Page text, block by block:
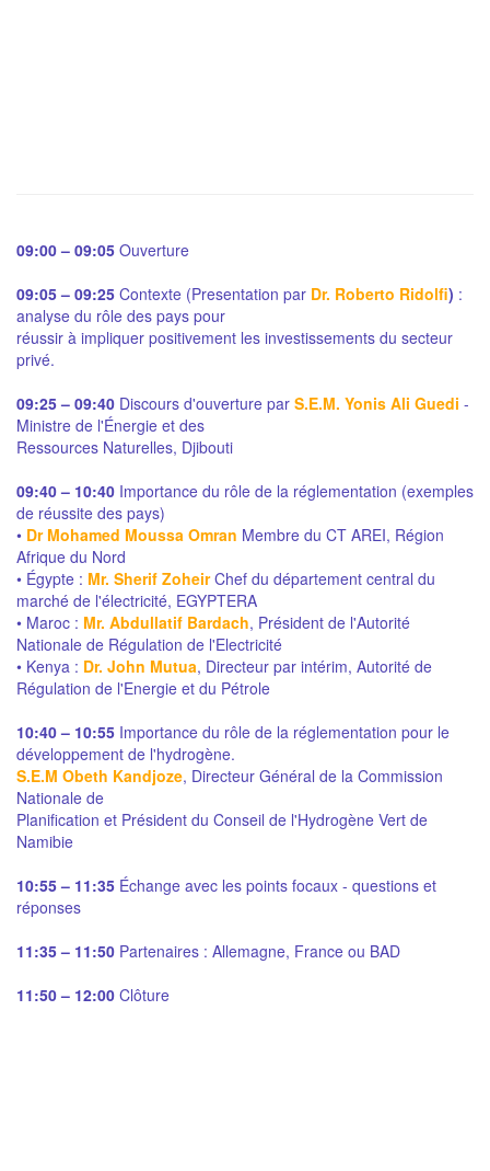
09:00 – 09:05 Ouverture
09:05 – 09:25 Contexte (Presentation par Dr. Roberto Ridolfi) :
analyse du rôle des pays pour
réussir à impliquer positivement les investissements du secteur
privé.
09:25 – 09:40 Discours d'ouverture par S.E.M. Yonis Ali Guedi -
Ministre de l'Énergie et des
Ressources Naturelles, Djibouti
09:40 – 10:40 Importance du rôle de la réglementation (exemples
de réussite des pays)
• Dr Mohamed Moussa Omran Membre du CT AREI, Région
Afrique du Nord
• Égypte : Mr. Sherif ZoheirChef du département central du
marché de l'électricité, EGYPTERA
• Maroc : Mr. Abdullatif Bardach, Président de l'Autorité
Nationale de Régulation de l'Electricité
• Kenya : Dr. John Mutua, Directeur par intérim, Autorité de
Régulation de l'Energie et du Pétrole
10:40 – 10:55 Importance du rôle de la réglementation pour le
développement de l'hydrogène.
S.E.M Obeth Kandjoze, Directeur Général de la Commission
Nationale de
Planification et Président du Conseil de l'Hydrogène Vert de
Namibie
10:55 – 11:35 Échange avec les points focaux - questions et
réponses
11:35 – 11:50 Partenaires : Allemagne, France ou BAD
11:50 – 12:00 Clôture